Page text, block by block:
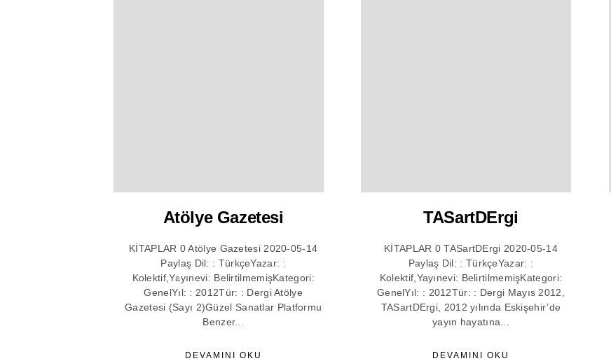
Atölye Gazetesi
KİTAPLAR 0 Atölye Gazetesi 2020-05-14
Paylaş Dil: : TürkçeYazar: :
Kolektif,Yayınevi: BelirtilmemişKategori:
GenelYıl: : 2012Tür: : Dergi Atölye
Gazetesi (Sayı 2)Güzel Sanatlar Platformu
Benzer...
DEVAMINI OKU
TASartDErgi
KİTAPLAR 0 TASartDErgi 2020-05-14
Paylaş Dil: : TürkçeYazar: :
Kolektif,Yayınevi: BelirtilmemişKategori:
GenelYıl: : 2012Tür: : Dergi Mayıs 2012,
TASartDErgi, 2012 yılında Eskişehir’de
yayın hayatına...
DEVAMINI OKU